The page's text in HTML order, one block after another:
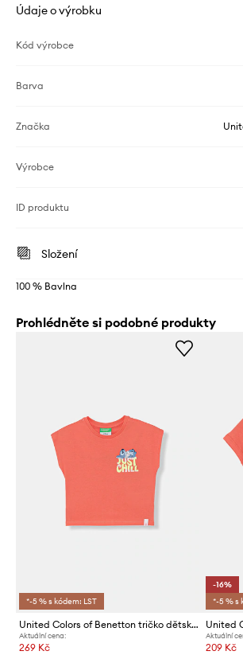
Údaje o výrobku
Kód výrobce
Barva
Značka
Výrobce
ID produktu
Složení
100 % Bavlna
Prohlédněte si podobné produkty
*-5 % s kódem: LST
United Colors of Benetton tričko dětské bavlněné
Aktuální cena:
269 Kč
-16%
*-5 % s
Aktuální
209 Kč